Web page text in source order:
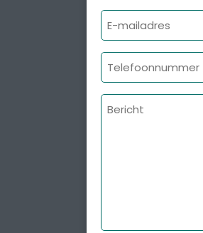
E-
mailadres
Bericht